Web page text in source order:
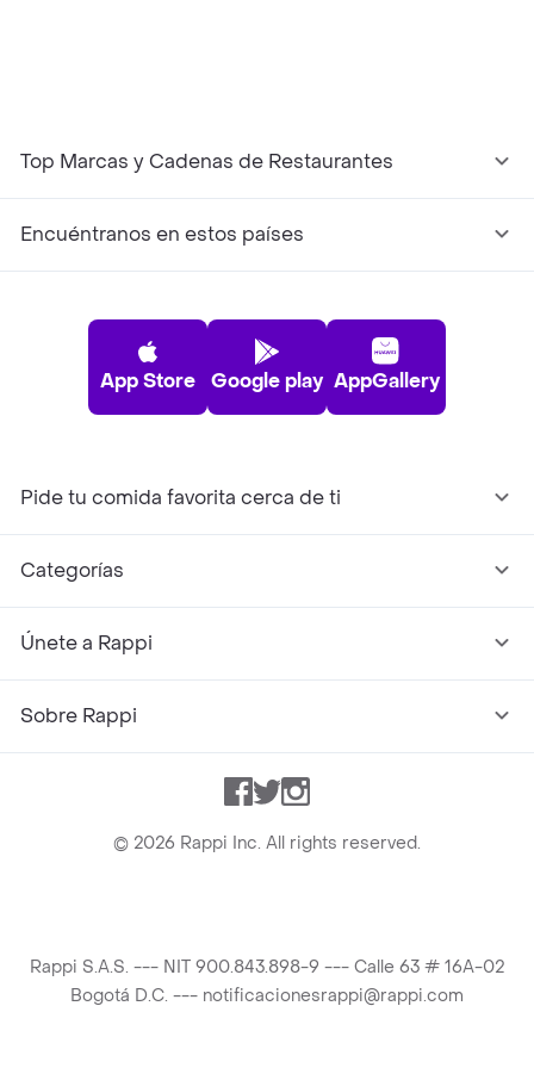
Top Marcas y Cadenas de Restaurantes
Encuéntranos en estos países
App Store Google play AppGallery
Pide tu comida favorita cerca de ti
Categorías
Únete a Rappi
Sobre Rappi
Facebook
TwitterInstagram
© 2026 Rappi Inc. All rights reserved.
Rappi S.A.S. --- NIT 900.843.898-9 --- Calle 63 # 16A-02
Bogotá D.C. --- notificacionesrappi@rappi.com